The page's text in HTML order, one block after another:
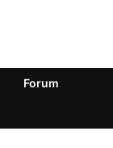
Forum